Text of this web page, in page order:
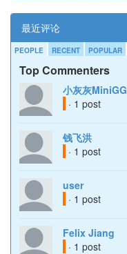
最近评论
PEOPLE RECENT POPULAR
Top Commenters
小灰灰MiniGG
· 1 post
钱飞洪
· 1 post
user
· 1 post
Felix Jiang
· 1 post